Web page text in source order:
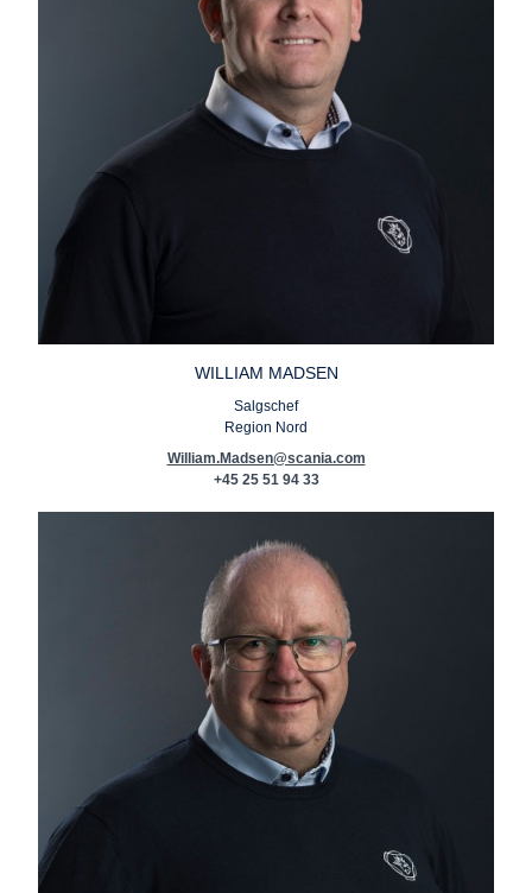
WILLIAM MADSEN
Salgschef
Region Nord
William.Madsen@scania.com
+45 25 51 94 33